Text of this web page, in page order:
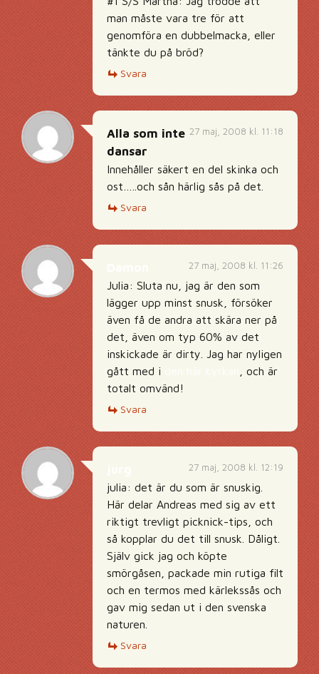
man måste vara tre för att
genomföra en dubbelmacka, eller
tänkte du på bröd?
Svara
27 maj, 2008 kl. 11:18
Alla som inte
dansar
Innehåller säkert en del skinka och
ost…..och sån härlig sås på det.
Svara
27 maj, 2008 kl. 11:26
Julia: Sluta nu, jag är den som
lägger upp minst snusk, försöker
även få de andra att skära ner på
det, även om typ 60% av det
inskickade är dirty. Jag har nyligen
gått med i
, och är
totalt omvänd!
Svara
27 maj, 2008 kl. 12:19
julia: det är du som är snuskig.
Här delar Andreas med sig av ett
riktigt trevligt picknick-tips, och
så kopplar du det till snusk. Dåligt.
Själv gick jag och köpte
smörgåsen, packade min rutiga filt
och en termos med kärlekssås och
gav mig sedan ut i den svenska
naturen.
Svara